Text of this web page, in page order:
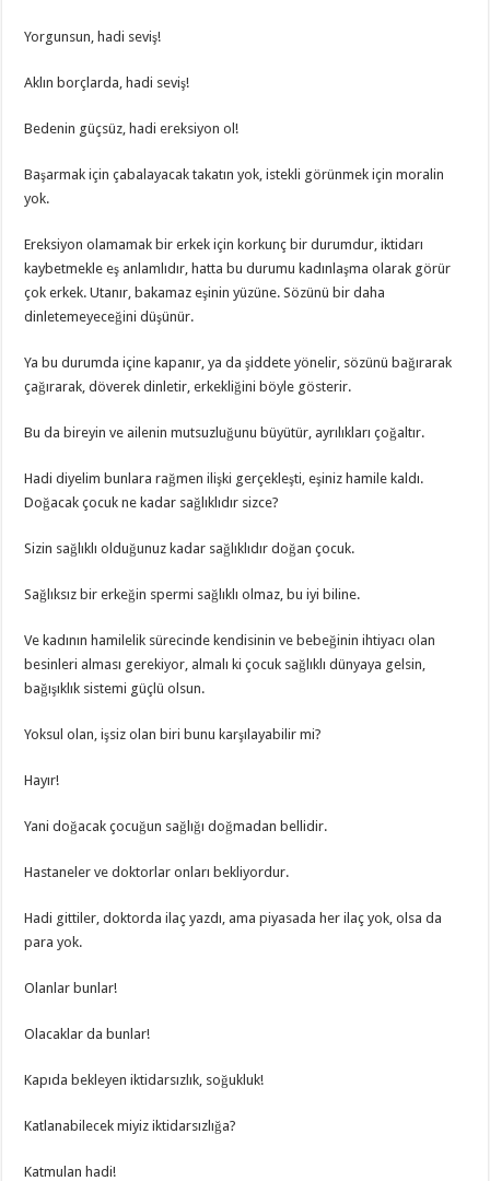
Yorgunsun, hadi seviş!
Aklın borçlarda, hadi seviş!
Bedenin güçsüz, hadi ereksiyon ol!
Başarmak için çabalayacak takatın yok, istekli görünmek için moralin
yok.
Ereksiyon olamamak bir erkek için korkunç bir durumdur, iktidarı
kaybetmekle eş anlamlıdır, hatta bu durumu kadınlaşma olarak görür
çok erkek. Utanır, bakamaz eşinin yüzüne. Sözünü bir daha
dinletemeyeceğini düşünür.
Ya bu durumda içine kapanır, ya da şiddete yönelir, sözünü bağırarak
çağırarak, döverek dinletir, erkekliğini böyle gösterir.
Bu da bireyin ve ailenin mutsuzluğunu büyütür, ayrılıkları çoğaltır.
Hadi diyelim bunlara rağmen ilişki gerçekleşti, eşiniz hamile kaldı.
Doğacak çocuk ne kadar sağlıklıdır sizce?
Sizin sağlıklı olduğunuz kadar sağlıklıdır doğan çocuk.
Sağlıksız bir erkeğin spermi sağlıklı olmaz, bu iyi biline.
Ve kadının hamilelik sürecinde kendisinin ve bebeğinin ihtiyacı olan
besinleri alması gerekiyor, almalı ki çocuk sağlıklı dünyaya gelsin,
bağışıklık sistemi güçlü olsun.
Yoksul olan, işsiz olan biri bunu karşılayabilir mi?
Hayır!
Yani doğacak çocuğun sağlığı doğmadan bellidir.
Hastaneler ve doktorlar onları bekliyordur.
Hadi gittiler, doktorda ilaç yazdı, ama piyasada her ilaç yok, olsa da
para yok.
Olanlar bunlar!
Olacaklar da bunlar!
Kapıda bekleyen iktidarsızlık, soğukluk!
Katlanabilecek miyiz iktidarsızlığa?
Katmulan hadi!